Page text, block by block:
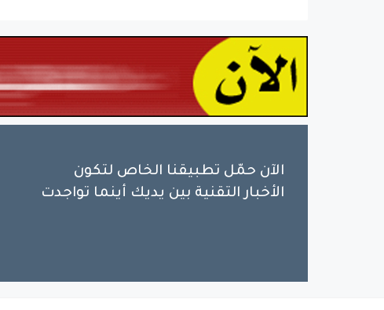
الآن حمّل تطبيقنا الخاص لتكون
الأخبار التقنية بين يديك أينما تواجدت